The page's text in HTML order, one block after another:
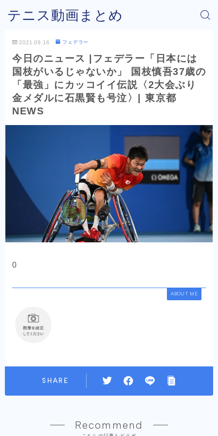
テニス動画まとめ
2021.09.16 フェデラー
今日のニュース |フェデラー「日本には
国枝がいるじゃないか」 国枝慎吾37歳の
「最強」にカッコイイ伝説〈2大会ぶり
金メダルに石黒賢も号泣〉| 東京都
NEWS
0
ABOUT ME
SHARE
Recommend